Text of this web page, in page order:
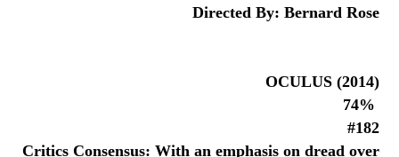
Directed By: Bernard Rose
OCULUS (2014)
#182
Critics Consensus: With an emphasis on dread over